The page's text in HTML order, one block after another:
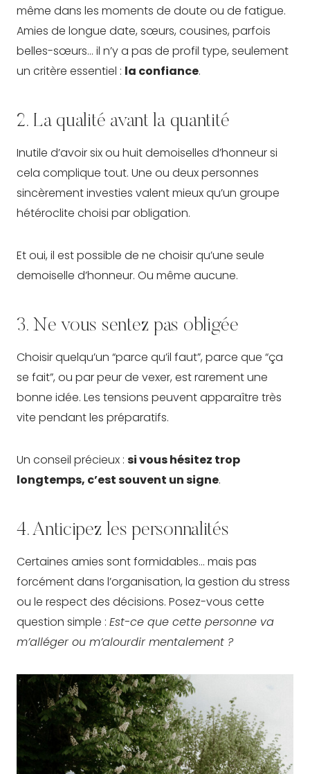
même dans les moments de doute ou de fatigue.
Amies de longue date, sœurs, cousines, parfois
belles-sœurs… il n’y a pas de profil type, seulement
un critère essentiel : la confiance.
2. La qualité avant la quantité
Inutile d’avoir six ou huit demoiselles d’honneur si
cela complique tout. Une ou deux personnes
sincèrement investies valent mieux qu’un groupe
hétéroclite choisi par obligation.
Et oui, il est possible de ne choisir qu’une seule
demoiselle d’honneur. Ou même aucune.
3. Ne vous sentez pas obligée
Choisir quelqu’un “parce qu’il faut”, parce que “ça
se fait”, ou par peur de vexer, est rarement une
bonne idée. Les tensions peuvent apparaître très
vite pendant les préparatifs.
Un conseil précieux : si vous hésitez trop
longtemps, c’est souvent un signe.
4. Anticipez les personnalités
Certaines amies sont formidables… mais pas
forcément dans l’organisation, la gestion du stress
ou le respect des décisions. Posez-vous cette
question simple : Est-ce que cette personne va
m’alléger ou m’alourdir mentalement ?